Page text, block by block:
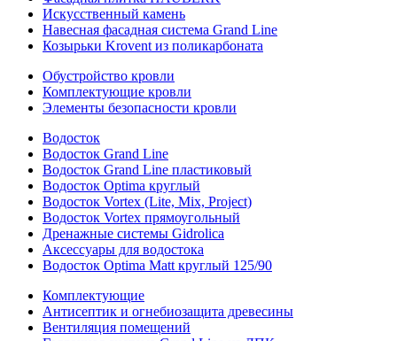
Искусственный камень
Навесная фасадная система Grand Line
Козырьки Krovent из поликарбоната
Обустройство кровли
Комплектующие кровли
Элементы безопасности кровли
Водосток
Водосток Grand Line
Водосток Grand Line пластиковый
Водосток Optima круглый
Водосток Vortex (Lite, Mix, Project)
Водосток Vortex прямоугольный
Дренажные системы Gidrolica
Аксессуары для водостока
Водосток Optima Matt круглый 125/90
Комплектующие
Антисептик и огнебиозащита древесины
Вентиляция помещений